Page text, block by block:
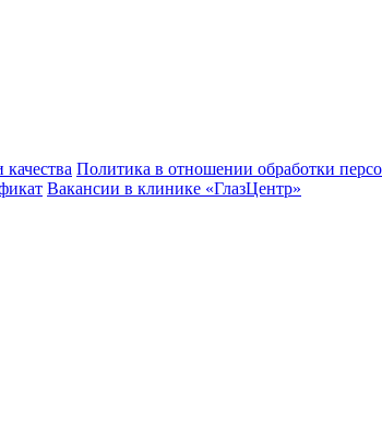
Политика в отношении обработки
Вакансии в клинике «ГлазЦентр»